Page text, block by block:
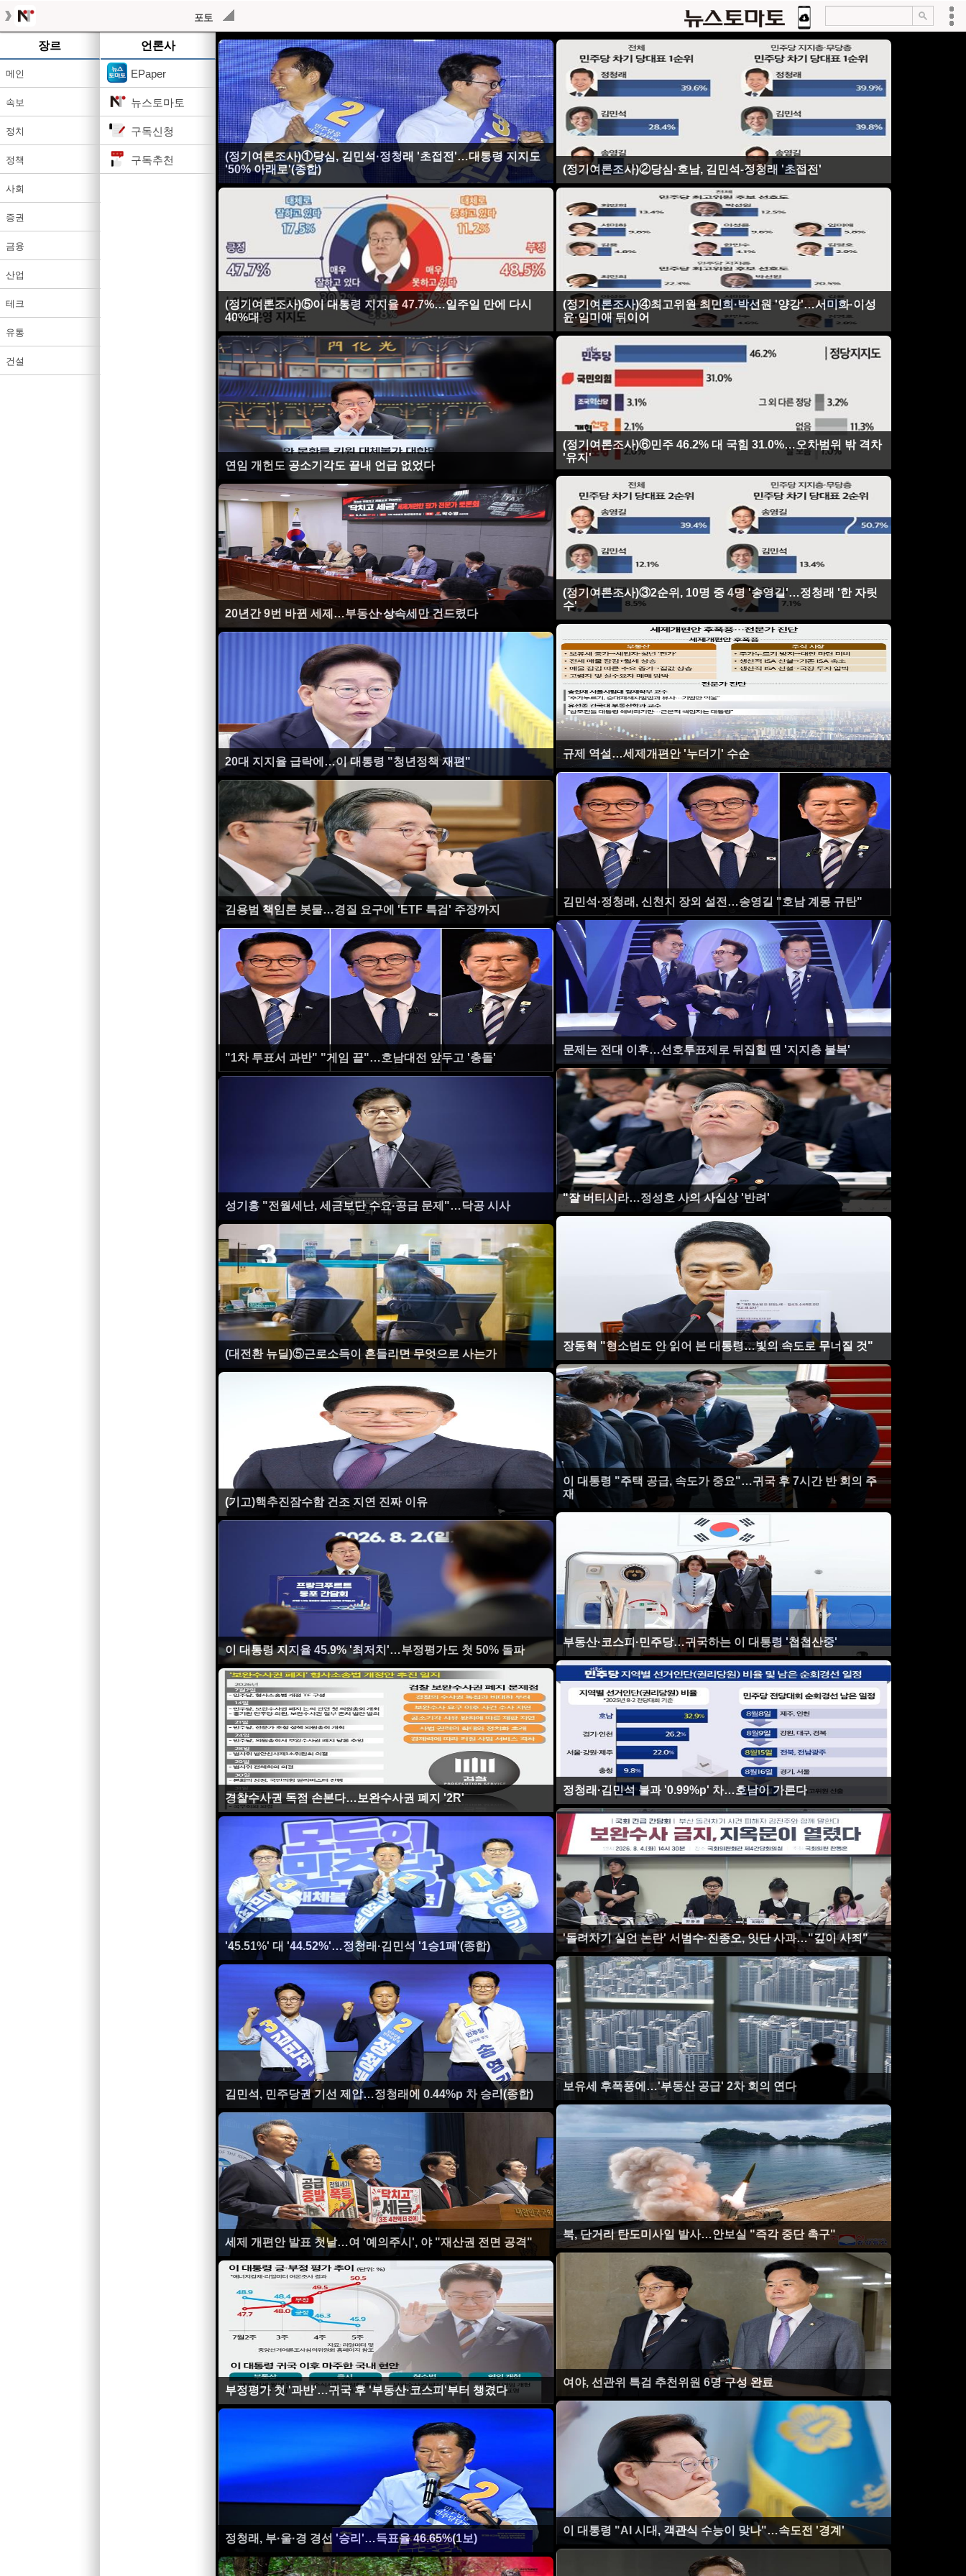
포토
장르
메인
속보
정치
정책
사회
증권
금융
산업
테크
유통
건설
언론사
EPaper
뉴스토마토
구독신청
구독추천
(정기여론조사)①당심, 김민석·정청래 '초접전'…대통령 지지도
'50% 아래로'(종합)
(정기여론조사)②당심·호남, 김민석-정청래 '초접전'
(정기여론조사)⑤이 대통령 지지율 47.7%…일주일 만에 다시
40%대
(정기여론조사)④최고위원 최민희·박선원 '양강'…서미화·이성
윤·임미애 뒤이어
연임 개헌도 공소기각도 끝내 언급 없었다
(정기여론조사)⑥민주 46.2% 대 국힘 31.0%…오차범위 밖 격차
'유지'
(정기여론조사)③2순위, 10명 중 4명 '송영길'…정청래 '한 자릿
수'
20년간 9번 바뀐 세제…부동산·상속세만 건드렸다
규제 역설…세제개편안 '누더기' 수순
20대 지지율 급락에…이 대통령 "청년정책 재편"
김민석·정청래, 신천지 장외 설전…송영길 "호남 계몽 규탄"
김용범 책임론 봇물…경질 요구에 'ETF 특검' 주장까지
문제는 전대 이후…선호투표제로 뒤집힐 땐 '지지층 불복'
"1차 투표서 과반" "게임 끝"…호남대전 앞두고 '충돌'
"잘 버티시라…정성호 사의 사실상 '반려'
성기홍 "전월세난, 세금보단 수요·공급 문제"…닥공 시사
장동혁 "형소법도 안 읽어 본 대통령…빛의 속도로 무너질 것"
(대전환 뉴딜)⑤근로소득이 흔들리면 무엇으로 사는가
이 대통령 "주택 공급, 속도가 중요"…귀국 후 7시간 반 회의 주
재
(기고)핵추진잠수함 건조 지연 진짜 이유
부동산·코스피·민주당…귀국하는 이 대통령 '첩첩산중'
이 대통령 지지율 45.9% '최저치'…부정평가도 첫 50% 돌파
정청래·김민석 불과 '0.99%p' 차…호남이 가른다
경찰수사권 독점 손본다…보완수사권 폐지 '2R'
'돌려차기 실언 논란' 서범수·진종오, 잇단 사과…"깊이 사죄"
'45.51%' 대 '44.52%'…정청래·김민석 '1승1패'(종합)
보유세 후폭풍에…'부동산 공급' 2차 회의 연다
김민석, 민주당권 기선 제압…정청래에 0.44%p 차 승리(종합)
북, 단거리 탄도미사일 발사…안보실 "즉각 중단 촉구"
세제 개편안 발표 첫날…여 '예의주시', 야 "재산권 전면 공격"
여야, 선관위 특검 추천위원 6명 구성 완료
부정평가 첫 '과반'…귀국 후 '부동산·코스피'부터 챙겼다
이 대통령 "AI 시대, 객관식 수능이 맞나"…속도전 '경계'
정청래, 부·울·경 경선 '승리'…득표율 46.65%(1보)